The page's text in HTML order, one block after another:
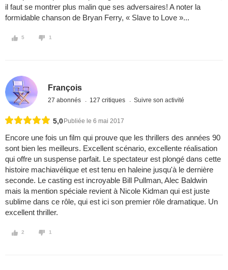
il faut se montrer plus malin que ses adversaires! A noter la
formidable chanson de Bryan Ferry, « Slave to Love »...
5 1
François
27 abonnés 127 critiques Suivre son activité
5,0 Publiée le 6 mai 2017
Encore une fois un film qui prouve que les thrillers des années 90
sont bien les meilleurs. Excellent scénario, excellente réalisation
qui offre un suspense parfait. Le spectateur est plongé dans cette
histoire machiavélique et est tenu en haleine jusqu'à le dernière
seconde. Le casting est incroyable Bill Pullman, Alec Baldwin
mais la mention spéciale revient à Nicole Kidman qui est juste
sublime dans ce rôle, qui est ici son premier rôle dramatique. Un
excellent thriller.
2 1